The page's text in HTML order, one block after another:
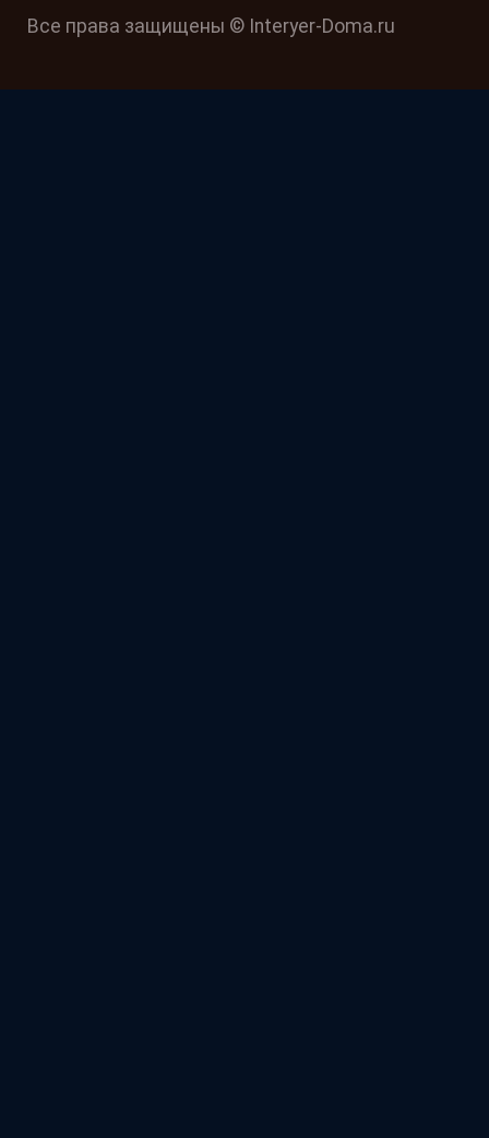
Все права защищены © Interyer-Doma.ru